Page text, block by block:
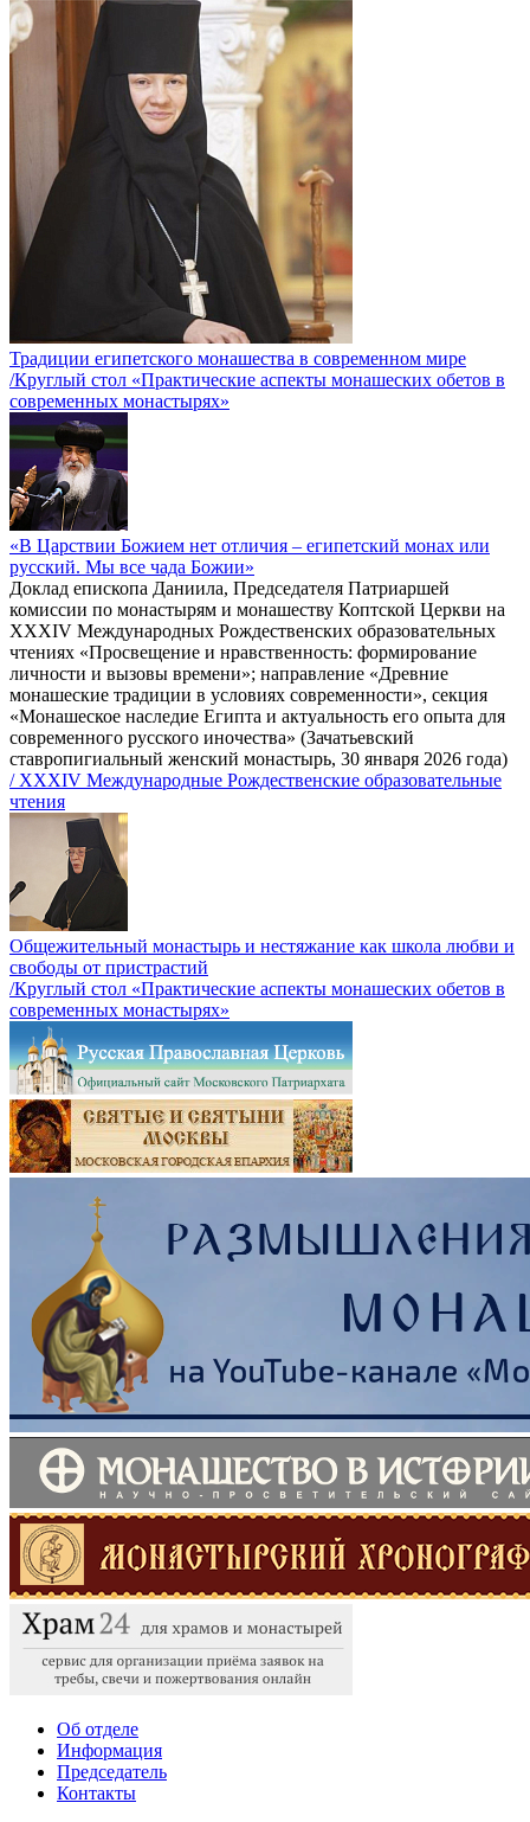
Традиции египетского монашества в современном мире
/Круглый стол «Практические аспекты монашеских обетов в
современных монастырях»
«В Царствии Божием нет отличия – египетский монах или
русский. Мы все чада Божии»
Доклад епископа Даниила, Председателя Патриаршей
комиссии по монастырям и монашеству Коптской Церкви на
XXXIV Международных Рождественских образовательных
чтениях «Просвещение и нравственность: формирование
личности и вызовы времени»; направление «Древние
монашеские традиции в условиях современности», секция
«Монашеское наследие Египта и актуальность его опыта для
современного русского иночества» (Зачатьевский
ставропигиальный женский монастырь, 30 января 2026 года)
/ XXXIV Международные Рождественские образовательные
чтения
Общежительный монастырь и нестяжание как школа любви и
свободы от пристрастий
/Круглый стол «Практические аспекты монашеских обетов в
современных монастырях»
Об отделе
Информация
Председатель
Контакты